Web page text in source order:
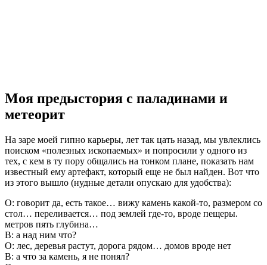
Моя предыстория с паладинами и
метеорит
На заре моей гипно карьеры, лет так цать назад, мы увлеклись
поиском «полезных ископаемых» и попросили у одного из
тех, с кем в ту пору общались на тонком плане, показать нам
известный ему артефакт, который еще не был найден. Вот что
из этого вышло (нудные детали опускаю для удобства):
О: говорит да, есть такое… вижу камень какой-то, размером со
стол… переливается… под землей где-то, вроде пещеры.
метров пять глубина…
В: а над ним что?
О: лес, деревья растут, дорога рядом… домов вроде нет
В: а что за камень, я не понял?